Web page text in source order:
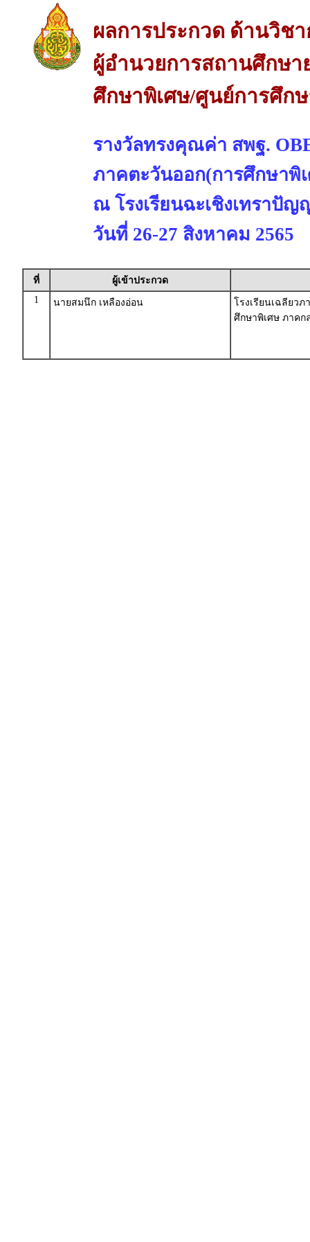
ผลการประกวด ด้านวิชา
ผู้อำนวยการสถานศึกษา
ศึกษาพิเศษ/ศูนย์การศึก
รางวัลทรงคุณค่า สพฐ.
ภาคตะวันออก(การศึกษาพิ
ณ โรงเรียนฉะเชิงเทราปัญ
วันที่ 26-27 สิงหาคม 2565
ที่
ผู้เข้าประกวด
1
นายสมนึก เหลืองอ่อน
โรงเรียนเฉลียว
ศึกษาพิเศษ ภาคก